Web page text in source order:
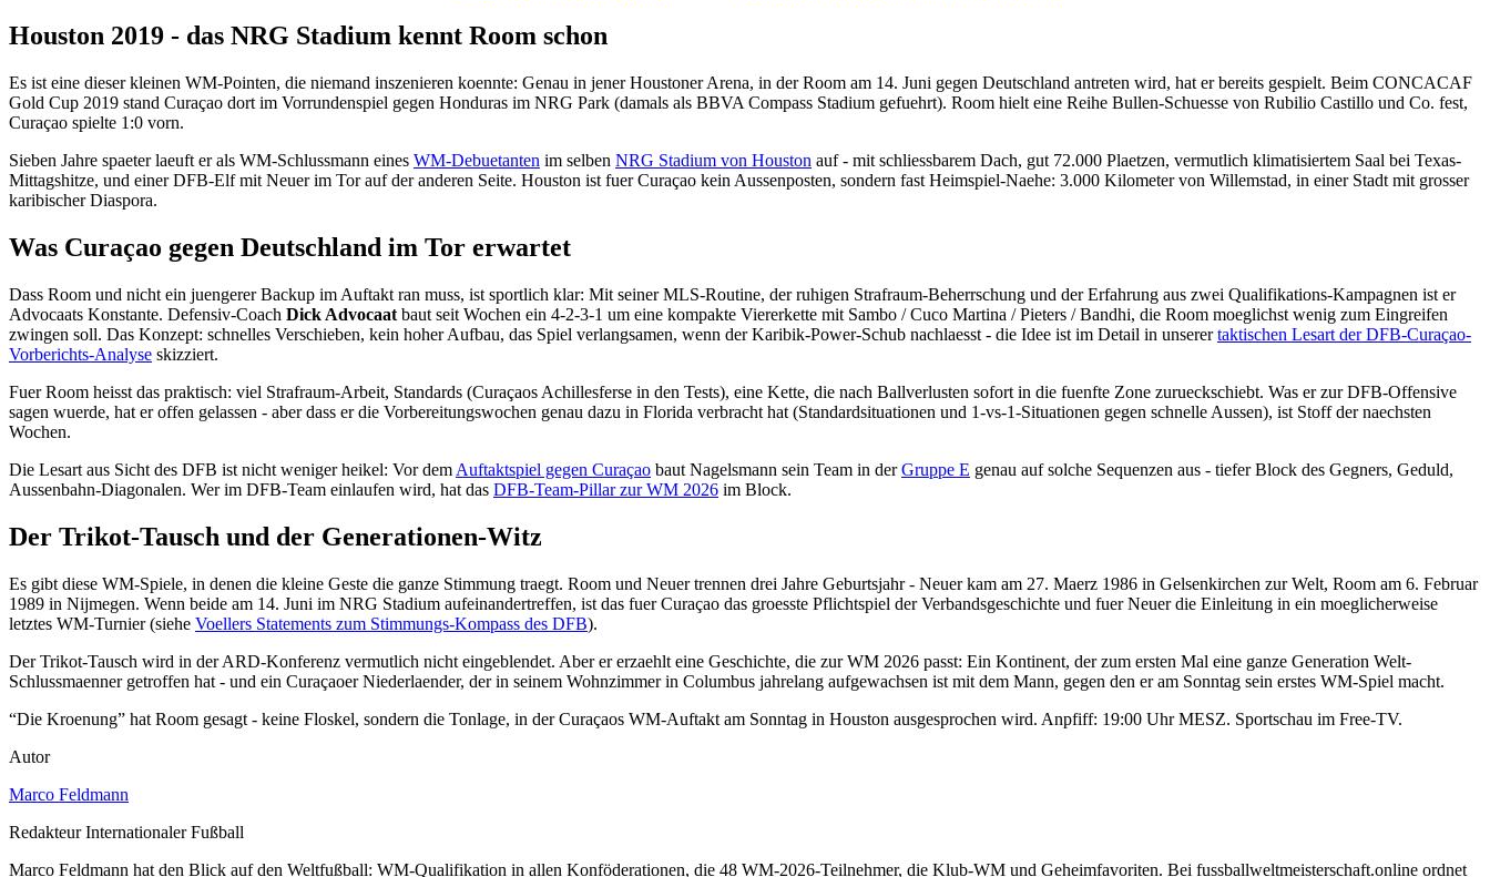
Houston 2019 - das NRG Stadium kennt Room schon
Es ist eine dieser kleinen WM-Pointen, die niemand inszenieren koennte: Genau in jener Houstoner Arena, in der Room am 14. Juni gegen Deutschland antreten wird, hat er bereits gespielt. Beim CONCACAF
Gold Cup 2019 stand Curaçao dort im Vorrundenspiel gegen Honduras im NRG Park (damals als BBVA Compass Stadium gefuehrt). Room hielt eine Reihe Bullen-Schuesse von Rubilio Castillo und Co. fest,
Curaçao spielte 1:0 vorn.
Sieben Jahre spaeter laeuft er als WM-Schlussmann eines WM-Debuetanten im selben NRG Stadium von Houston auf - mit schliessbarem Dach, gut 72.000 Plaetzen, vermutlich klimatisiertem Saal bei Texas-
Mittagshitze, und einer DFB-Elf mit Neuer im Tor auf der anderen Seite. Houston ist fuer Curaçao kein Aussenposten, sondern fast Heimspiel-Naehe: 3.000 Kilometer von Willemstad, in einer Stadt mit grosser
karibischer Diaspora.
Was Curaçao gegen Deutschland im Tor erwartet
Dass Room und nicht ein juengerer Backup im Auftakt ran muss, ist sportlich klar: Mit seiner MLS-Routine, der ruhigen Strafraum-Beherrschung und der Erfahrung aus zwei Qualifikations-Kampagnen ist er
Advocaats Konstante. Defensiv-Coach Dick Advocaat baut seit Wochen ein 4-2-3-1 um eine kompakte Viererkette mit Sambo / Cuco Martina / Pieters / Bandhi, die Room moeglichst wenig zum Eingreifen
zwingen soll. Das Konzept: schnelles Verschieben, kein hoher Aufbau, das Spiel verlangsamen, wenn der Karibik-Power-Schub nachlaesst - die Idee ist im Detail in unserertaktischen Lesart der DFB-Curaçao-
Vorberichts-Analyse skizziert.
Fuer Room heisst das praktisch: viel Strafraum-Arbeit, Standards (Curaçaos Achillesferse in den Tests), eine Kette, die nach Ballverlusten sofort in die fuenfte Zone zurueckschiebt. Was er zur DFB-Offensive
sagen wuerde, hat er offen gelassen - aber dass er die Vorbereitungswochen genau dazu in Florida verbracht hat (Standardsituationen und 1-vs-1-Situationen gegen schnelle Aussen), ist Stoff der naechsten
Wochen.
Die Lesart aus Sicht des DFB ist nicht weniger heikel: Vor dem Auftaktspiel gegen Curaçao baut Nagelsmann sein Team in derGruppe E genau auf solche Sequenzen aus - tiefer Block des Gegners, Geduld,
Aussenbahn-Diagonalen. Wer im DFB-Team einlaufen wird, hat das DFB-Team-Pillar zur WM 2026 im Block.
Der Trikot-Tausch und der Generationen-Witz
Es gibt diese WM-Spiele, in denen die kleine Geste die ganze Stimmung traegt. Room und Neuer trennen drei Jahre Geburtsjahr - Neuer kam am 27. Maerz 1986 in Gelsenkirchen zur Welt, Room am 6. Februar
1989 in Nijmegen. Wenn beide am 14. Juni im NRG Stadium aufeinandertreffen, ist das fuer Curaçao das groesste Pflichtspiel der Verbandsgeschichte und fuer Neuer die Einleitung in ein moeglicherweise
letztes WM-Turnier (siehe Voellers Statements zum Stimmungs-Kompass des DFB).
Der Trikot-Tausch wird in der ARD-Konferenz vermutlich nicht eingeblendet. Aber er erzaehlt eine Geschichte, die zur WM 2026 passt: Ein Kontinent, der zum ersten Mal eine ganze Generation Welt-
Schlussmaenner getroffen hat - und ein Curaçaoer Niederlaender, der in seinem Wohnzimmer in Columbus jahrelang aufgewachsen ist mit dem Mann, gegen den er am Sonntag sein erstes WM-Spiel macht.
“Die Kroenung” hat Room gesagt - keine Floskel, sondern die Tonlage, in der Curaçaos WM-Auftakt am Sonntag in Houston ausgesprochen wird. Anpfiff: 19:00 Uhr MESZ. Sportschau im Free-TV.
Autor
Marco Feldmann
Redakteur Internationaler Fußball
Marco Feldmann hat den Blick auf den Weltfußball: WM-Qualifikation in allen Konföderationen, die 48 WM-2026-Teilnehmer, die Klub-WM und Geheimfavoriten. Bei fussballweltmeisterschaft.online ordnet